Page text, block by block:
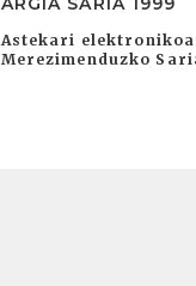
Astekari
Merezimenduzko